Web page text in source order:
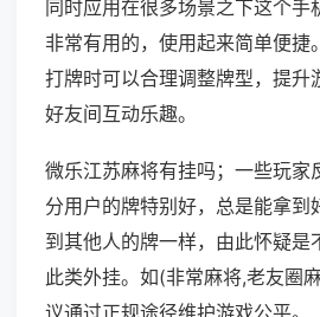
同时应用在很多场景之下这个手
非常有用的，使用起来简单便捷
打牌时可以合理调整牌型，提升
好友间互动乐趣。
微乐江苏麻将有挂吗；一些玩家
分用户的牌特别好，总是能拿到
到其他人的牌一样，由此怀疑是
此类外挂。如(非常麻将,老友圈